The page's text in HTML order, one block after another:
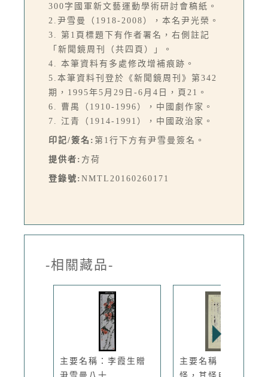
300字國軍新文藝運動學術研討會稿紙。
2.尹雪曼（1918-2008），本名尹光榮。
3. 第1頁標題下有作者署名，右側註記
「新聞鏡周刊（共四頁）」。
4. 本筆資料有多處修改增補痕跡。
5.本筆資料刊登於《新聞鏡周刊》第342
期，1995年5月29日-6月4日，頁21。
6. 曹禺（1910-1996），中國劇作家。
7. 江青（1914-1991），中國政治家。
印記/簽名: 第1行下方有尹雪曼簽名。
提供者: 方荷
登錄號: NMTL20160260171
-相關藏品-
主要名稱：李霞生贈
主要名稱：見怪不